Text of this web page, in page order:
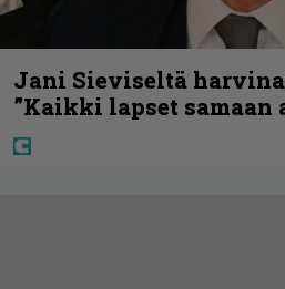
Jani Sieviseltä
”Kaikki lapset samaan